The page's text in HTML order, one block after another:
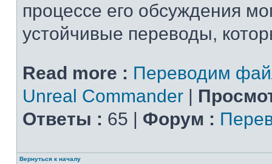
процессе его обсуждения
устойчивые переводы,
Read more : Переводим
Unreal Commander |
Ответы : 65 | Форум :
Вернуться к началу